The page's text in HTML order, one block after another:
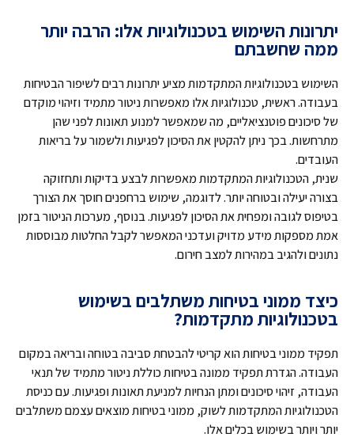
יתרונות השימוש בטכנולוגיות אלו: הרבה יותר
ממה שחשבתם
השימוש בטכנולוגיות המתקדמות מציע יתרונות רבים לשיפור הבטיחות
בעבודה. ראשית, טכנולוגיות אלו מאפשרות ניטור מתמיד וזיהוי מוקדם
של סיכונים פוטנציאליים, מה שמאפשר למנוע תאונות לפני שהן
מתרחשות. בכך ניתן להקטין את הסיכון לפגיעות ולשמור על בריאות
העובדים.
שנית, הטכנולוגיות המתקדמות מאפשרות לבצע בדיקות ותחזוקה
בצורה יעילה ובטוחה יותר. לדוגמה, שימוש ברחפנים חוסך את הצורך
בטיפוס לגובה ומפחית את הסיכון לפגיעות. בנוסף, מערכות הניטור בזמן
אמת מספקות מידע מדויק ועדכני המאפשר לקבל החלטות מבוססות
נתונים ולהגיב במהירות למצב חירום.
כיצד ממוני בטיחות משתלבים בשימוש
בטכנולוגיות מתקדמות?
תפקיד ממוני בטיחות הוא קריטי להבטחת סביבה בטוחה ובריאה במקום
העבודה. הגדרת תפקיד ממונה בטיחות כוללת ניטור מתמיד של תנאי
העבודה, זיהוי סיכונים ומתן הנחיות למניעת תאונות ופגיעות. עם כניסת
הטכנולוגיות המתקדמות לשוק, ממוני בטיחות מוצאים עצמם משתלבים
יותר ויותר בשימוש בכלים אלו.